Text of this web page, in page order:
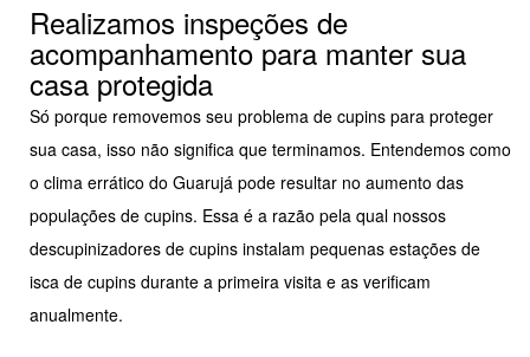
Realizamos inspeções de
acompanhamento para manter sua
casa protegida
Só porque removemos seu problema de cupins para proteger
sua casa, isso não significa que terminamos. Entendemos como
o clima errático do Guarujá pode resultar no aumento das
populações de cupins. Essa é a razão pela qual nossos
descupinizadores de cupins instalam pequenas estações de
isca de cupins durante a primeira visita e as verificam
anualmente.